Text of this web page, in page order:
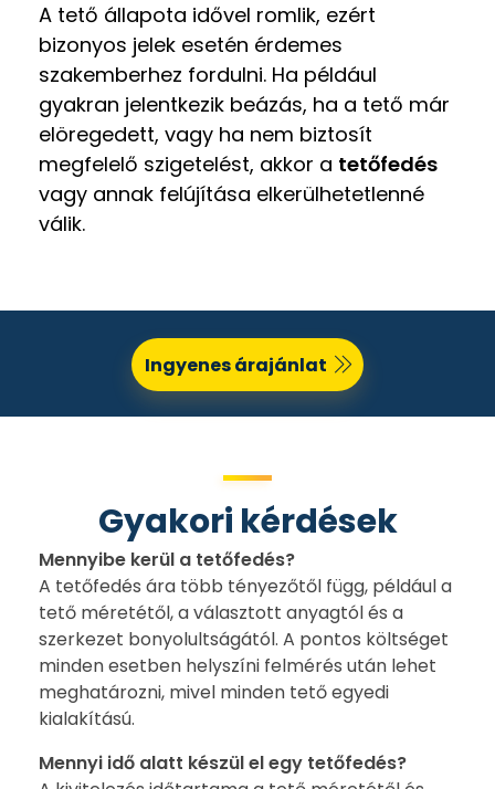
A tető állapota idővel romlik, ezért
bizonyos jelek esetén érdemes
szakemberhez fordulni. Ha például
gyakran jelentkezik beázás, ha a tető már
elöregedett, vagy ha nem biztosít
megfelelő szigetelést, akkor a tetőfedés
vagy annak felújítása elkerülhetetlenné
válik.
Ingyenes árajánlat
Gyakori kérdések
Mennyibe kerül a tetőfedés?
A tetőfedés ára több tényezőtől függ, például a
tető méretétől, a választott anyagtól és a
szerkezet bonyolultságától. A pontos költséget
minden esetben helyszíni felmérés után lehet
meghatározni, mivel minden tető egyedi
kialakítású.
Mennyi idő alatt készül el egy tetőfedés?